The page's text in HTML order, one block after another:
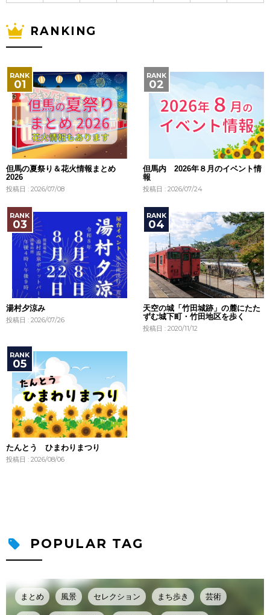
RANKING
但馬の夏祭り＆花火情報まとめ
2026
投稿日 : 2026/07/08
但馬内 2026年８月のイベント情
報
投稿日 : 2026/07/24
湯村夕涼み
投稿日 : 2026/07/26
天空の城「竹田城跡」の麓にたた
ずむ城下町・竹田地区を歩く
投稿日 : 2020/11/12
たんとう ひまわりまつり
投稿日 : 2026/08/06
POPULAR TAG
まとめ 風景 セレクション まち歩き 芸術